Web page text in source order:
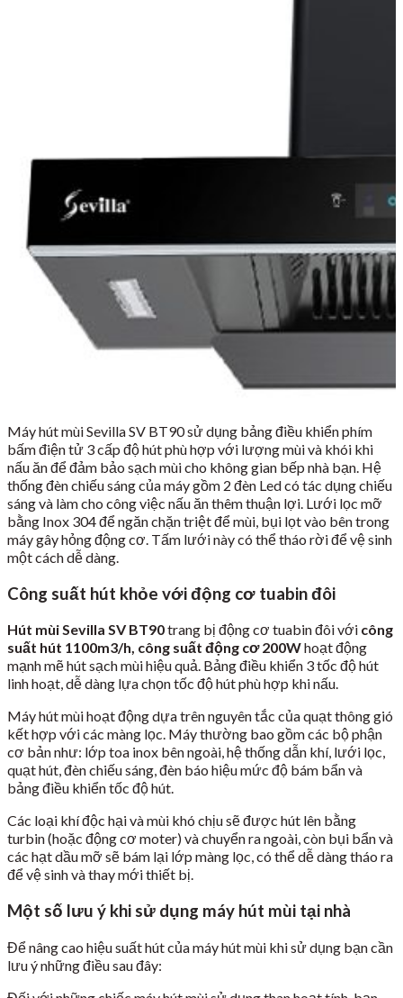
Máy hút mùi Sevilla SV BT90 sử dụng bảng điều khiển phím
bấm điện tử 3 cấp độ hút phù hợp với lượng mùi và khói khi
nấu ăn để đảm bảo sạch mùi cho không gian bếp nhà bạn. Hệ
thống đèn chiếu sáng của máy gồm 2 đèn Led có tác dụng chiếu
sáng và làm cho công việc nấu ăn thêm thuận lợi. Lưới lọc mỡ
bằng Inox 304 để ngăn chặn triệt để mùi, bụi lọt vào bên trong
máy gây hỏng động cơ. Tấm lưới này có thể tháo rời để vệ sinh
một cách dễ dàng.
Công suất hút khỏe với động cơ tuabin đôi
Hút mùi Sevilla SV BT90trang bị động cơ tuabin đôi với công
suất hút 1100m3/h, công suất động cơ 200Whoạt động
mạnh mẽ hút sạch mùi hiệu quả. Bảng điều khiển 3 tốc độ hút
linh hoạt, dễ dàng lựa chọn tốc độ hút phù hợp khi nấu.
Máy hút mùi hoạt động dựa trên nguyên tắc của quạt thông gió
kết hợp với các màng lọc. Máy thường bao gồm các bộ phận
cơ bản như: lớp toa inox bên ngoài, hệ thống dẫn khí, lưới lọc,
quạt hút, đèn chiếu sáng, đèn báo hiệu mức độ bám bẩn và
bảng điều khiển tốc độ hút.
Các loại khí độc hại và mùi khó chịu sẽ được hút lên bằng
turbin (hoặc động cơ moter) và chuyển ra ngoài, còn bụi bẩn và
các hạt dầu mỡ sẽ bám lại lớp màng lọc, có thể dễ dàng tháo ra
để vệ sinh và thay mới thiết bị.
Một số lưu ý khi sử dụng máy hút mùi tại nhà
Để nâng cao hiệu suất hút của máy hút mùi khi sử dụng bạn cần
lưu ý những điều sau đây: